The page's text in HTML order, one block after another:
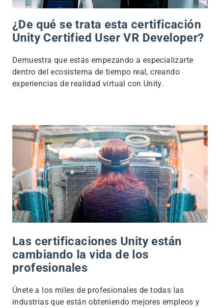
¿De qué se trata esta certificación
Unity Certified User VR Developer?
Demuestra que estás empezando a especializarte
dentro del ecosistema de tiempo real, creando
experiencias de realidad virtual con Unity.
Las certificaciones Unity están
cambiando la vida de los
profesionales
Únete a los miles de profesionales de todas las
industrias que están obteniendo mejores empleos y